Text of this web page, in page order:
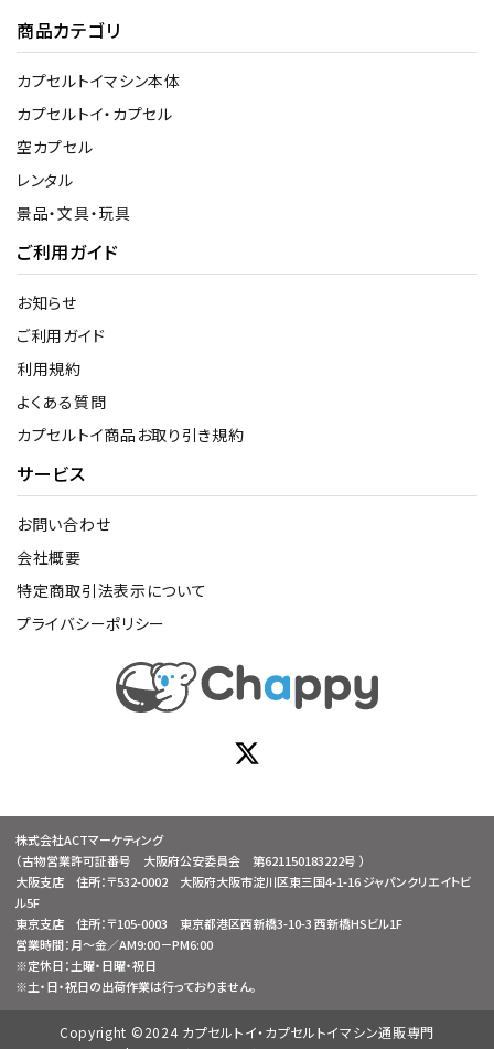
商品カテゴリ
カプセルトイマシン本体
カプセルトイ・カプセル
空カプセル
レンタル
景品・文具・玩具
ご利用ガイド
お知らせ
ご利用ガイド
利用規約
よくある質問
カプセルトイ商品お取り引き規約
サービス
お問い合わせ
会社概要
特定商取引法表示について
プライバシーポリシー
株式会社ACTマーケティング
（古物営業許可証番号 大阪府公安委員会 第621150183222号 ）
大阪支店 住所：〒532-0002 大阪府大阪市淀川区東三国4-1-16 ジャパンクリエイトビ
ル5F
東京支店 住所：〒105-0003 東京都港区西新橋3-10-3 西新橋HSビル1F
営業時間：月～金／AM9:00－PM6:00
※定休日：土曜・日曜・祝日
※土・日・祝日の出荷作業は行っておりません。
Copyright ©2024 カプセルトイ・カプセルトイマシン通販専門